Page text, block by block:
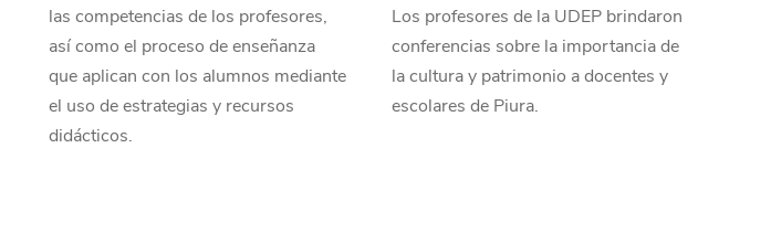
las competencias de los profesores,
así como el proceso de enseñanza
que aplican con los alumnos mediante
el uso de estrategias y recursos
didácticos.
Los profesores de la UDEP brindaron
conferencias sobre la importancia de
la cultura y patrimonio a docentes y
escolares de Piura.